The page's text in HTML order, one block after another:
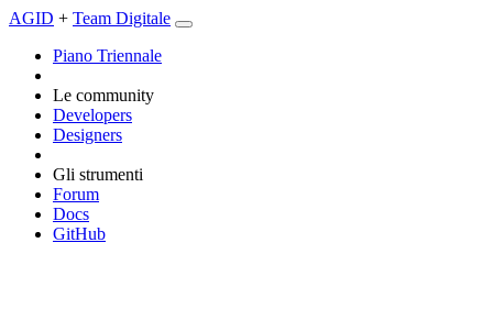
AGID + Team Digitale
Piano Triennale
Le community
Developers
Designers
Gli strumenti
Forum
Docs
GitHub